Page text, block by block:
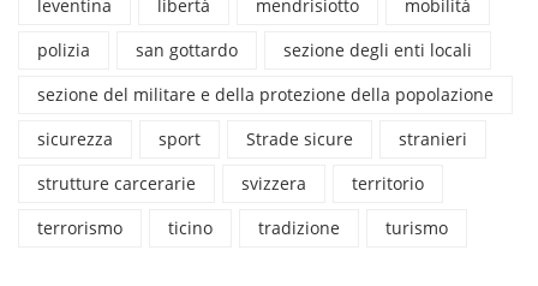
leventina
libertà mendrisiotto
mobilità
polizia
san gottardo
sezione degli enti locali
sezione del militare e della protezione della popolazione
sicurezza
sport Strade sicure
stranieri
strutture carcerarie
svizzera
territorio
terrorismo
ticino tradizione turismo